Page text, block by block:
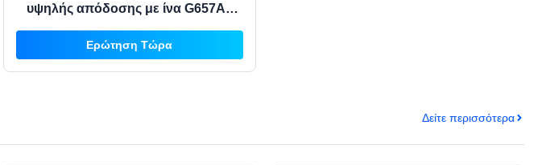
υψηλής απόδοσης με ίνα G657A1
που δεν είναι ευαίσθητη στην κάμψη
και σύρμα αγγελιοφόρου
Ερώτηση Τώρα
Δείτε περισσότερα